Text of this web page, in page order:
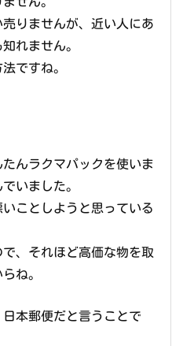
りませんが、近い人にあ
れません。
ですね。
んラクマパックを使いま
いました。
ことしようと思っている
、それほど高価な物を取
ね。
本郵便だと言うことで